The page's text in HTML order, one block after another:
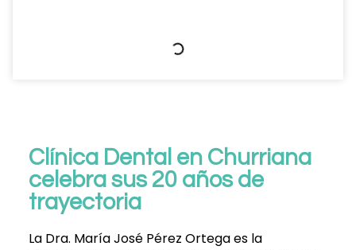
Clínica Dental en Churriana
celebra sus 20 años de
trayectoria
La Dra. María José Pérez Ortega es la